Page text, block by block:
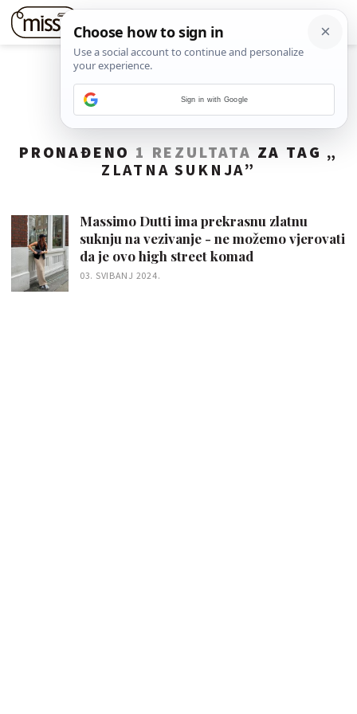
PRONAĐENO 1 REZULTATA ZA TAG „
ZLATNA SUKNJA”
Massimo Dutti ima prekrasnu zlatnu
suknju na vezivanje - ne možemo vjerovati
da je ovo high street komad
03. SVIBANJ 2024.
Sign in with Google